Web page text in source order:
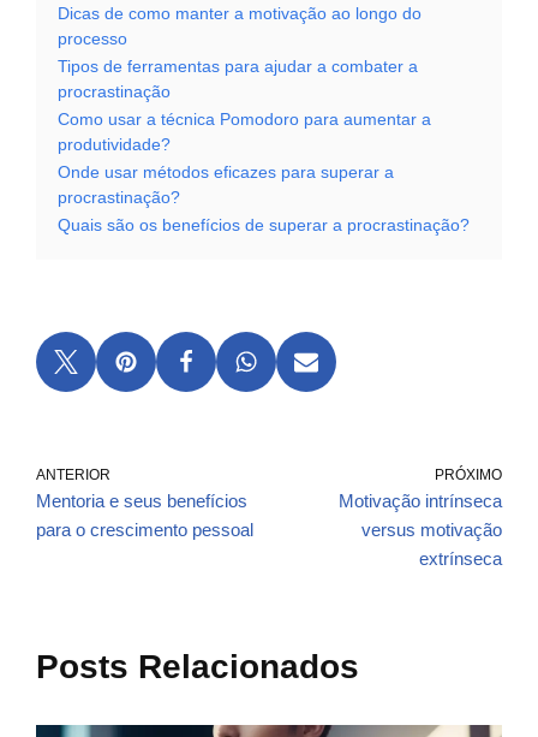
Dicas de como manter a motivação ao longo do
processo
Tipos de ferramentas para ajudar a combater a
procrastinação
Como usar a técnica Pomodoro para aumentar a
produtividade?
Onde usar métodos eficazes para superar a
procrastinação?
Quais são os benefícios de superar a procrastinação?
ANTERIOR
Mentoria e seus benefícios
para o crescimento pessoal
PRÓXIMO
Motivação intrínseca
versus motivação
extrínseca
Posts Relacionados